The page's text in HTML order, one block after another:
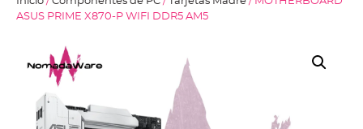
ASUS PRIME X870-P WIFI DDR5 AM5